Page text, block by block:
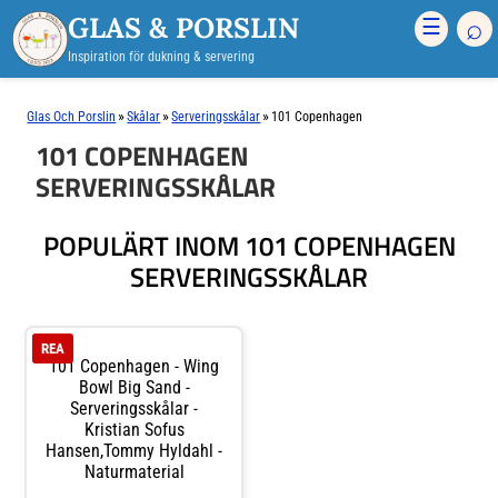
GLAS & PORSLIN
Inspiration för dukning & servering
☰ ⌕
Glas Och Porslin »Skålar »Serveringsskålar » 101 Copenhagen
101 COPENHAGEN
SERVERINGSSKÅLAR
POPULÄRT INOM 101 COPENHAGEN
SERVERINGSSKÅLAR
101 Copenhagen - Wing
Bowl Big Sand -
Serveringsskålar -
Kristian Sofus
Hansen,Tommy Hyldahl -
Naturmaterial
REA